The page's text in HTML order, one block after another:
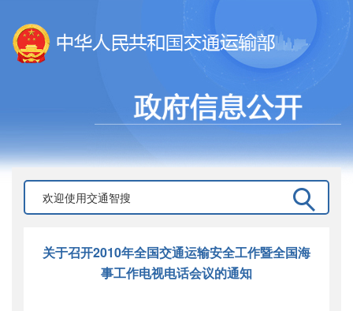
关于召开2010年全国交通运输安全工作暨全国海
事工作电视电话会议的通知